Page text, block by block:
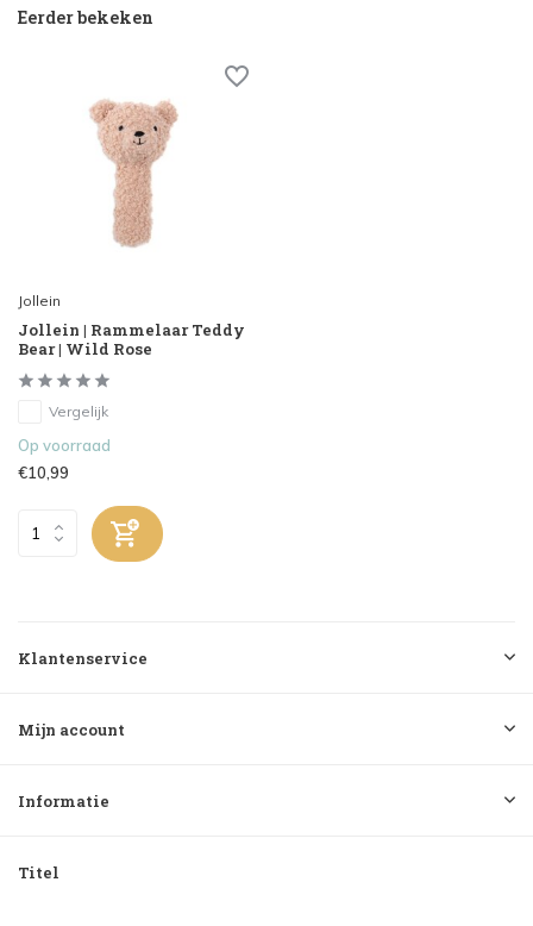
Eerder bekeken
Jollein
Jollein | Rammelaar Teddy
Bear | Wild Rose
Vergelijk
Op voorraad
€10,99
Klantenservice
Mijn account
Informatie
Titel